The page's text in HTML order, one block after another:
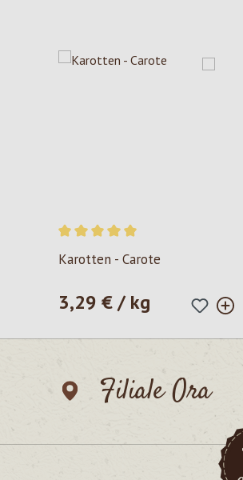
Valutazione media di 5 su 5 stelle
Karotten - Carote
Prezzo normale:
3,29 € / kg
Filiale Ora